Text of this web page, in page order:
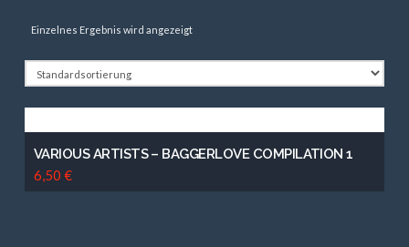
Einzelnes Ergebnis wird angezeigt
VARIOUS ARTISTS – BAGGERLOVE COMPILATION 1
6,50 €